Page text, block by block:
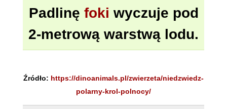
Padlinę foki wyczuje pod
2-metrową warstwą lodu.
Źródło: https://dinoanimals.pl/zwierzeta/niedzwiedz-
polarny-krol-polnocy/